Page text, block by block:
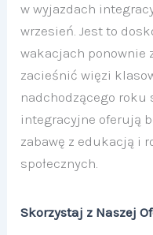
w wyjazdach
wrzesień. Jest to
wakacjach ponownie
zacieśnić więzi
nadchodzącego roku
integracyjne oferują
zabawę z edukacją i
społecznych.
Skorzystaj z Naszej